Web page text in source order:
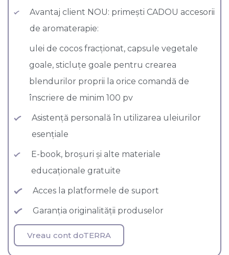
Avantaj client NOU: primești CADOU accesorii
de aromaterapie:
ulei de cocos fracționat, capsule vegetale
goale, sticluțe goale pentru crearea
blendurilor proprii la orice comandă de
înscriere de minim 100 pv
Asistență personală în utilizarea uleiurilor
esențiale
E-book, broșuri și alte materiale
educaționale gratuite
Acces la platformele de suport
Garanția originalității produselor
Vreau cont doTERRA